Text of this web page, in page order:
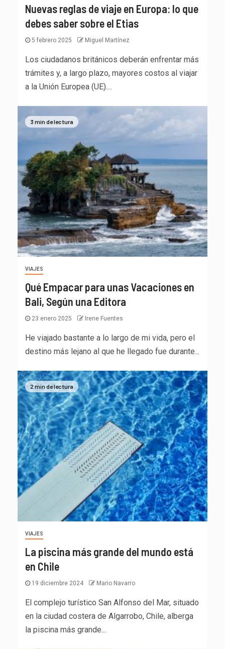
Nuevas reglas de viaje en Europa: lo que
debes saber sobre el Etias
5 febrero 2025 Miguel Martínez
Los ciudadanos británicos deberán enfrentar más
trámites y, a largo plazo, mayores costos al viajar
a la Unión Europea (UE)....
3 min de lectura
VIAJES
Qué Empacar para unas Vacaciones en
Bali, Según una Editora
23 enero 2025 Irene Fuentes
He viajado bastante a lo largo de mi vida, pero el
destino más lejano al que he llegado fue durante...
2 min de lectura
VIAJES
La piscina más grande del mundo está
en Chile
19 diciembre 2024 Mario Navarro
El complejo turístico San Alfonso del Mar, situado
en la ciudad costera de Algarrobo, Chile, alberga
la piscina más grande...